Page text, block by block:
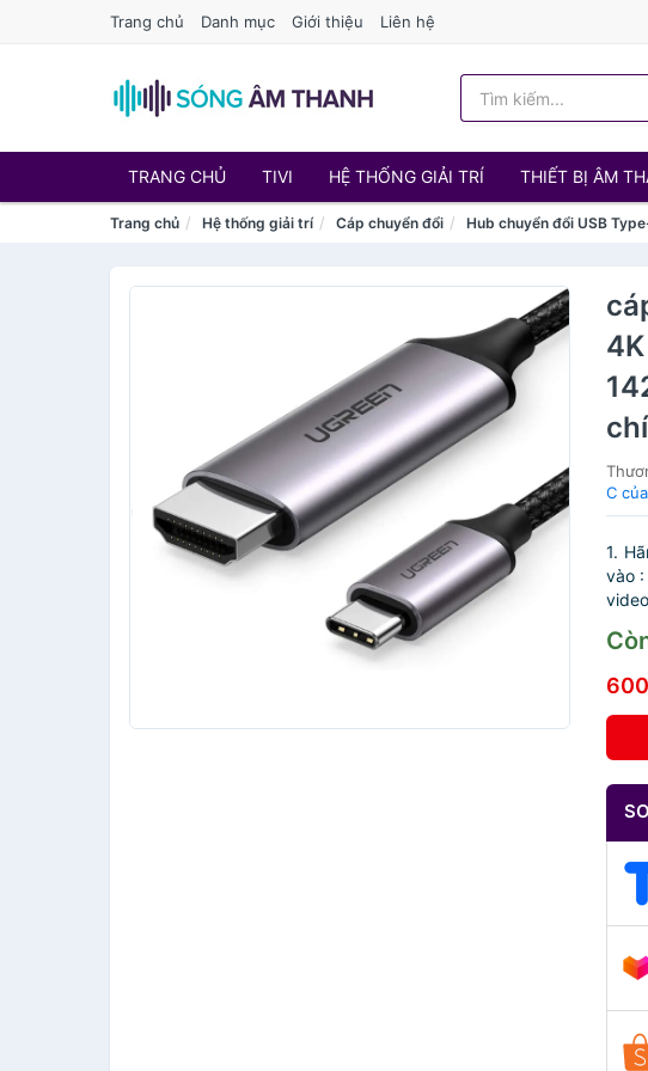
Trang chủ Danh mục Giới thiệu Liên hệ
TRANG CHỦ TIVI HỆ THỐNG GIẢI TRÍ THIẾT BỊ ÂM
Trang chủ Hệ thống giải trí Cáp chuyển đổi Hub chuyển đổi USB
C
1.
vào